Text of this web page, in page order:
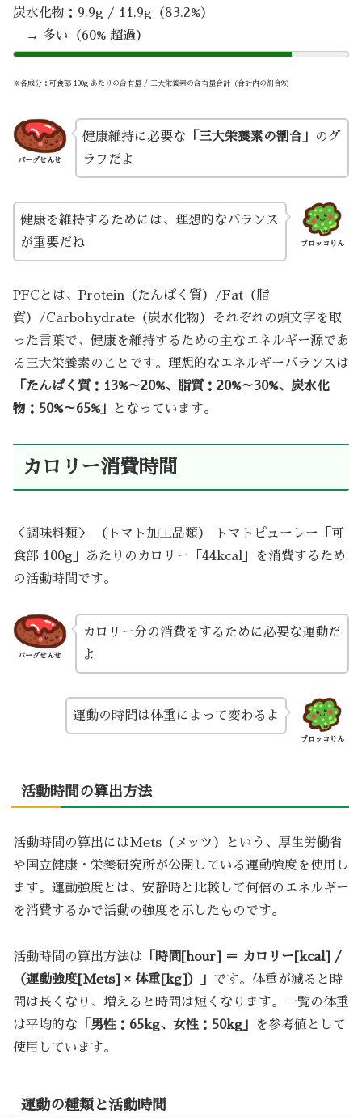
炭水化物：9.9g / 11.9g（83.2%）
→ 多い（60% 超過）
※各成分：可食部 100g あたりの含有量 / 三大栄養素の含有量合計（合計内の割合%）
バーグせんせ
健康維持に必要な 「三大栄養素の割合」
のグ
ラフだよ
ブロッコりん
健康を維持するためには、理想的なバランス
が重要だね
PFCとは、Protein（たんぱく質）/Fat（脂
質）/Carbohydrate（炭水化物）それぞれの頭文字を取
った言葉で、健康を維持するための主なエネルギー源であ
る三大栄養素のことです。理想的なエネルギーバランスは
「たんぱく質：13%～20%、脂質：20%～30%、炭水化
物：50%～65%」
となっています。
カロリー消費時間
＜調味料類＞ （トマト加工品類） トマトピューレー「可
食部 100g」あたりのカロリー「44kcal」を消費するため
の活動時間です。
バーグせんせ
カロリー分の消費をするために必要な運動だ
よ
ブロッコりん
運動の時間は体重によって変わるよ
活動時間の算出方法
活動時間の算出にはMets（メッツ）という、厚生労働省
や国立健康・栄養研究所が公開している運動強度を使用し
ます。運動強度とは、安静時と比較して何倍のエネルギー
を消費するかで活動の強度を示したものです。
活動時間の算出方法は 「時間[hour] ＝ カロリー[kcal] /
（運動強度[Mets] × 体重[kg]）」 です。体重が減ると時
間は長くなり、増えると時間は短くなります。一覧の体重
は平均的な 「男性：65kg、女性：50kg」
を参考値として
使用しています。
運動の種類と活動時間